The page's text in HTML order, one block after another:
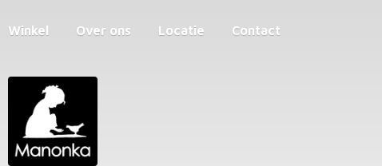
Winkel Over ons Locatie Contact